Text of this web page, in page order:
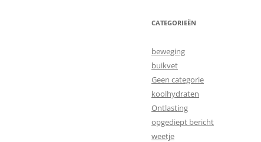
CATEGORIEËN
beweging
buikvet
Geen categorie
koolhydraten
Ontlasting
opgediept bericht
weetje